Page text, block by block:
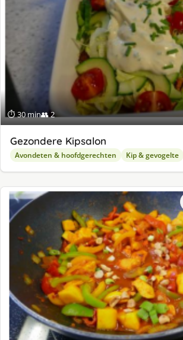
⏱ 30 min👥 2
Gezondere Kipsalon
Avondeten & hoofdgerechten Kip & gevogelte